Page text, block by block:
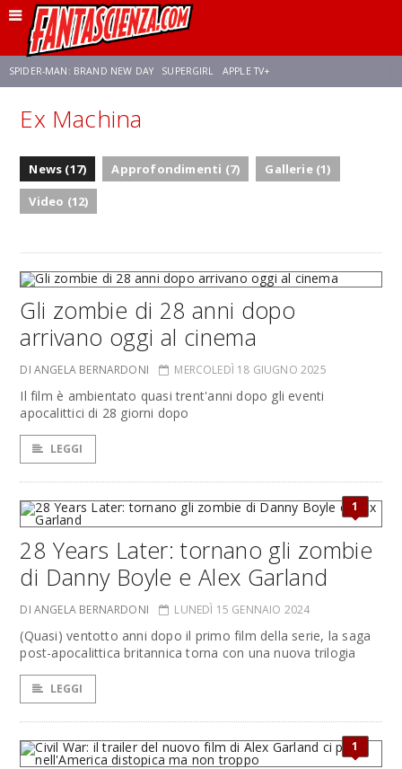
SPIDER-MAN: BRAND NEW DAY SUPERGIRL APPLE TV+
FRANCO RICCIARDIELLO ZENDAYA
NETFLIX SADIE SINK
Ex Machina
News (17) Approfondimenti (7)
Gallerie (1)
Video (12)
Gli zombie di 28 anni dopo
arrivano oggi al cinema
DI ANGELA BERNARDONI MERCOLEDÌ 18 GIUGNO 2025
Il film è ambientato quasi trent'anni dopo gli eventi
apocalittici di 28 giorni dopo
LEGGI
1
28 Years Later: tornano gli zombie
di Danny Boyle e Alex Garland
DI ANGELA BERNARDONI LUNEDÌ 15 GENNAIO 2024
(Quasi) ventotto anni dopo il primo film della serie, la saga
post-apocalittica britannica torna con una nuova trilogia
LEGGI
1